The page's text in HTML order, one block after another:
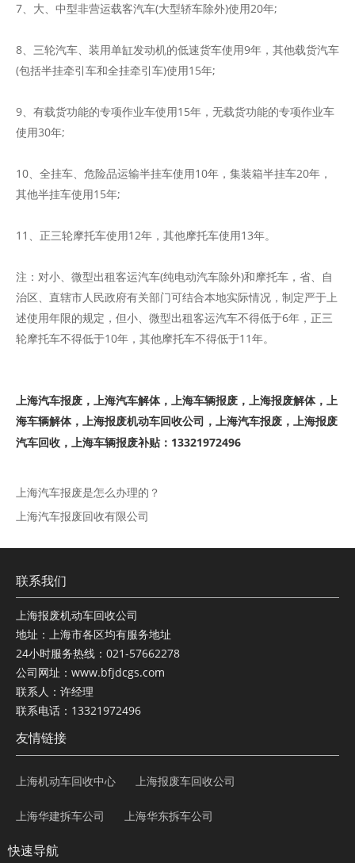
7、大、中型非营运载客汽车(大型轿车除外)使用20年;
8、三轮汽车、装用单缸发动机的低速货车使用9年，其他载货汽车
(包括半挂牵引车和全挂牵引车)使用15年;
9、有载货功能的专项作业车使用15年，无载货功能的专项作业车
使用30年;
10、全挂车、危险品运输半挂车使用10年，集装箱半挂车20年，
其他半挂车使用15年;
11、正三轮摩托车使用12年，其他摩托车使用13年。
注：对小、微型出租客运汽车(纯电动汽车除外)和摩托车，省、自
治区、直辖市人民政府有关部门可结合本地实际情况，制定严于上
述使用年限的规定，但小、微型出租客运汽车不得低于6年，正三
轮摩托车不得低于10年，其他摩托车不得低于11年。
上海汽车报废，上海汽车解体，上海车辆报废，上海报废解体，上
海车辆解体，上海报废机动车回收公司，上海汽车报废，上海报废
汽车回收，上海车辆报废补贴：13321972496
上海汽车报废是怎么办理的？
上海汽车报废回收有限公司
联系我们
上海报废机动车回收公司
地址：上海市各区均有服务地址
24小时服务热线：021-57662278
公司网址：www.bfjdcgs.com
联系人：许经理
联系电话：13321972496
友情链接
上海机动车回收中心 上海报废车回收公司
上海华建拆车公司 上海华东拆车公司
快速导航